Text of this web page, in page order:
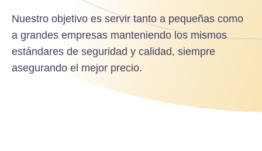
Nuestro objetivo es servir tanto a pequeñas como
a grandes empresas manteniendo los mismos
estándares de seguridad y calidad, siempre
asegurando el mejor precio.